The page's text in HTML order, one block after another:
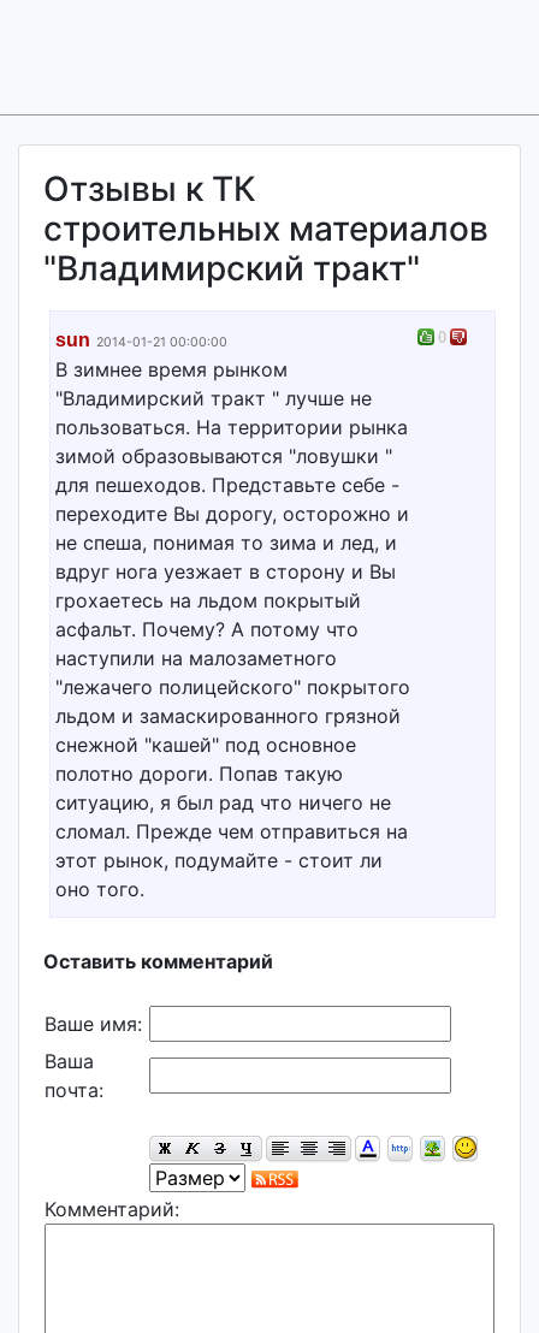
Отзывы к ТК
строительных материалов
"Владимирский тракт"
sun 2014-01-21 00:00:00
В зимнее время рынком
"Владимирский тракт " лучше не
пользоваться. На территории рынка
зимой образовываются "ловушки "
для пешеходов. Представьте себе -
переходите Вы дорогу, осторожно и
не спеша, понимая то зима и лед, и
вдруг нога уезжает в сторону и Вы
грохаетесь на льдом покрытый
асфальт. Почему? А потому что
наступили на малозаметного
"лежачего полицейского" покрытого
льдом и замаскированного грязной
снежной "кашей" под основное
полотно дороги. Попав такую
ситуацию, я был рад что ничего не
сломал. Прежде чем отправиться на
этот рынок, подумайте - стоит ли
оно того.
0
Оставить комментарий
Ваше имя:
Ваша
почта:
Комментарий: